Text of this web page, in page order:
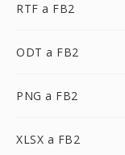
RTF a FB2
ODT a FB2
PNG a FB2
XLSX a FB2